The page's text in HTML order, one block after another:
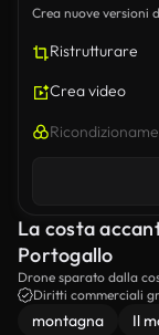
Crea nuove versioni
Ristrutturare
Crea video
La costa
Portogallo
Drone sparato dalla
Madeira.
Diritti commerciali
montagna Il